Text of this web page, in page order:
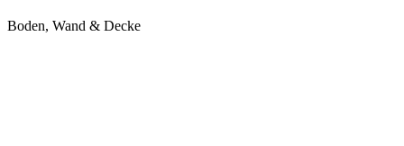
Boden, Wand & Decke